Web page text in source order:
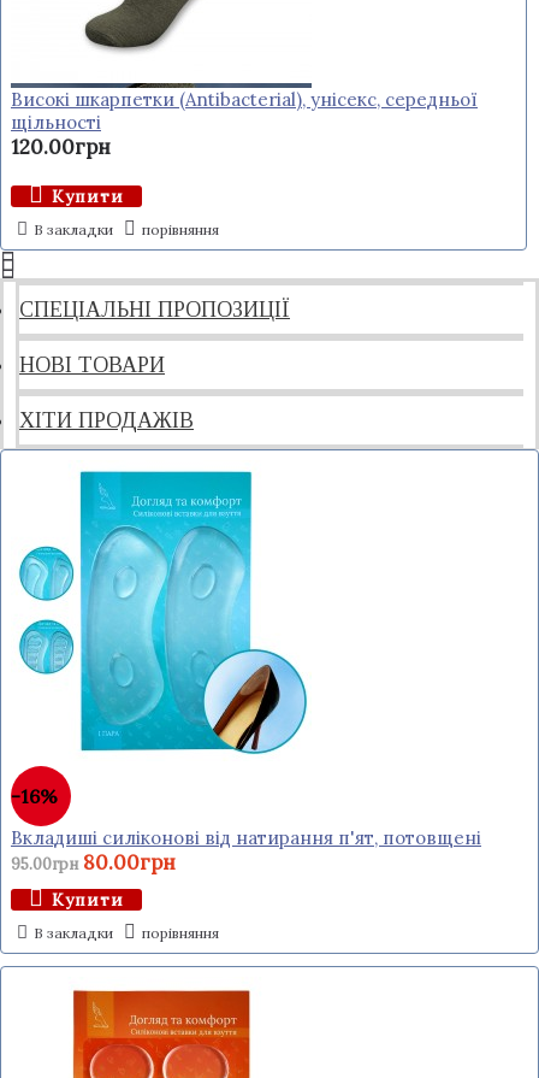
Високі шкарпетки (Antibacterial), унісекс, середньої
щільності
120.00грн
Купити
В закладки порівняння
СПЕЦІАЛЬНІ ПРОПОЗИЦІЇ
НОВІ ТОВАРИ
ХІТИ ПРОДАЖІВ
-16%
Вкладиші силіконові від натирання п'ят, потовщені
95.00грн 80.00грн
Купити
В закладки порівняння